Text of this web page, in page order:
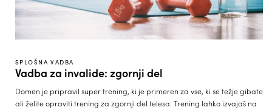
SPLOŠNA VADBA
Vadba za invalide: zgornji del
Domen je pripravil super trening, ki je primeren za vse, ki se težje gibate
ali želite opraviti trening za zgornji del telesa. Trening lahko izvajaš na